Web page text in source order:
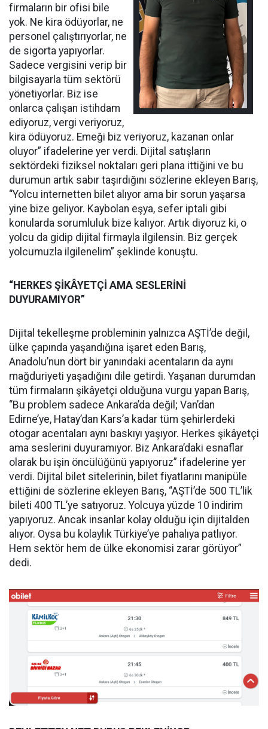
firmaların bir ofisi bile
yok. Ne kira ödüyorlar, ne
personel çalıştırıyorlar, ne
de sigorta yapıyorlar.
Sadece vergisini verip bir
bilgisayarla tüm sektörü
yönetiyorlar. Biz ise
onlarca çalışan istihdam
ediyoruz, vergi veriyoruz,
kira ödüyoruz. Emeği biz veriyoruz, kazanan onlar
oluyor” ifadelerine yer verdi. Dijital satışların
sektördeki fiziksel noktaları geri plana ittiğini ve bu
durumun artık sabır taşırdığını sözlerine ekleyen Barış,
“Yolcu internetten bilet alıyor ama bir sorun yaşarsa
yine bize geliyor. Kaybolan eşya, sefer iptali gibi
konularda sorumluluk bize kalıyor. Artık diyoruz ki, o
yolcu da gidip dijital firmayla ilgilensin. Biz gerçek
yolcumuzla ilgilenelim” şeklinde konuştu.
“HERKES ŞİKÂYETÇİ AMA SESLERİNİ
DUYURAMIYOR”
Dijital tekelleşme probleminin yalnızca AŞTİ’de değil,
ülke çapında yaşandığına işaret eden Barış,
Anadolu’nun dört bir yanındaki acentaların da aynı
mağduriyeti yaşadığını dile getirdi. Yaşanan durumdan
tüm firmaların şikâyetçi olduğuna vurgu yapan Barış,
“Bu problem sadece Ankara’da değil; Van’dan
Edirne’ye, Hatay’dan Kars’a kadar tüm şehirlerdeki
otogar acentaları aynı baskıyı yaşıyor. Herkes şikâyetçi
ama seslerini duyuramıyor. Biz Ankara’daki esnaflar
olarak bu işin öncülüğünü yapıyoruz” ifadelerine yer
verdi. Dijital bilet sitelerinin, bilet fiyatlarını manipüle
ettiğini de sözlerine ekleyen Barış, “AŞTİ’de 500 TL’lik
bileti 400 TL’ye satıyoruz. Yolcuya yüzde 10 indirim
yapıyoruz. Ancak insanlar kolay olduğu için dijitalden
alıyor. Oysa bu kolaylık Türkiye’ye pahalıya patlıyor.
Hem sektör hem de ülke ekonomisi zarar görüyor”
dedi.